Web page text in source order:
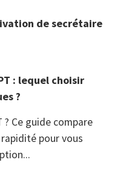
de secrétaire
: lequel choisir
?
? Ce guide compare
pour vous